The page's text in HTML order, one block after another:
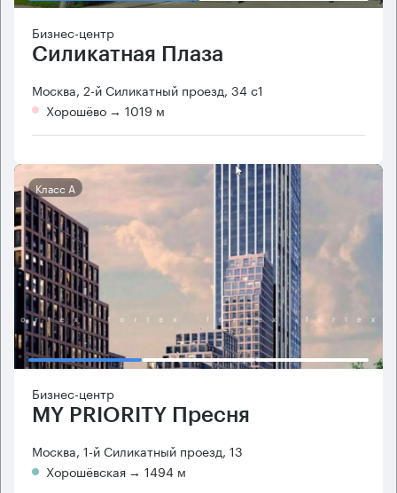
Бизнес-центр
Силикатная Плаза
Москва, 2-й Силикатный проезд, 34 с1
Хорошёво → 1019 м
Класс А
Бизнес-центр
MY PRIORITY Пресня
Москва, 1-й Силикатный проезд, 13
Хорошёвская → 1494 м